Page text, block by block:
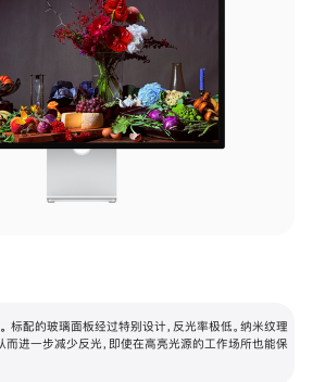
标配的玻璃面板经过特别设计，反光率极低。纳米纹理
而进一步减少反光，即使在高亮光源的工作场所也能保